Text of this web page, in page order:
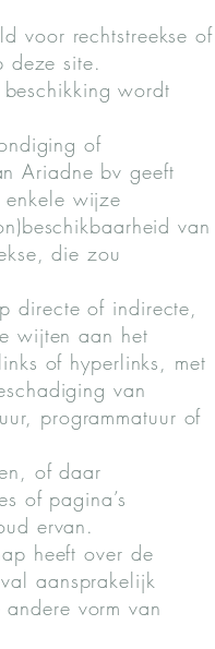
voor rechtstreekse of
deze site.
wordt
of
Ariadne bv geeft
wijze
van
die zou
directe of indirecte,
wijten aan het
of hyperlinks, met
van
programmatuur of
of daar
of pagina’s
ervan.
heeft over de
aansprakelijk
vorm van